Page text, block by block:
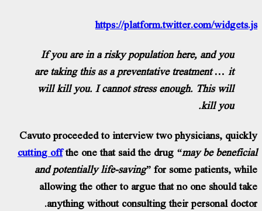
https://platform.twitter.com/
If you are in a risky population here, and you
are taking this as a preventative treatment … it
will kill you. I cannot stress enough. This will
kill you.
Cavuto proceeded to interview two physicians,
cutting offthe one that said the drug“may be
and potentially life-saving”for some patients,
allowing the other to argue that no one should
anything without consulting their personal